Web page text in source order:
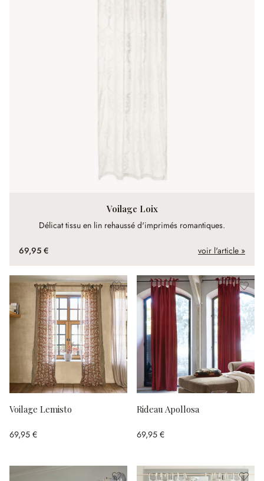
Voilage Loix
Délicat tissu en lin rehaussé d'imprimés romantiques.
69,95 € voir l'article »
Voilage Lemisto
69,95 €
Rideau Apollosa
69,95 €